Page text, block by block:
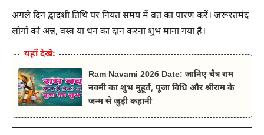
अगले दिन द्वादशी तिथि पर नियत समय में व्रत का पारण करें। जरूरतमंद
लोगों को अन्न, वस्त्र या धन का दान करना शुभ माना गया है।
यहाँ देखें:
Ram Navami 2026 Date: जानिए चैत्र राम
नवमी का शुभ मुहूर्त, पूजा विधि और श्रीराम के
जन्म से जुड़ी कहानी